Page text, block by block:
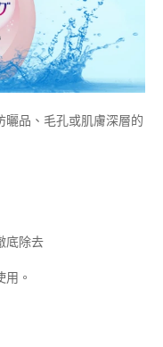
曬品、毛孔或肌膚深層的
底除去
。